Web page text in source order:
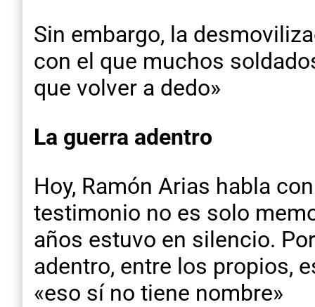
Sin embargo, la
con el que muchos
que volver a dedo»
La guerra adentro
Hoy, Ramón Arias habla
testimonio no es solo
años estuvo en silencio.
adentro, entre los propios,
«eso sí no tiene nombre»